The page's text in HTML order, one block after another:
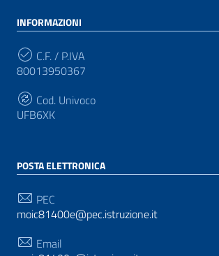
INFORMAZIONI
C.F. / P.IVA
80013950367
Cod. Univoco
UFB6XK
POSTA ELETTRONICA
PEC
moic81400e@pec.istruzione.it
Email